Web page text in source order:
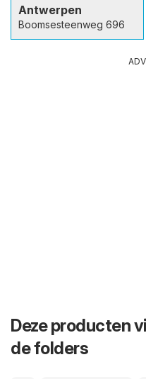
Antwerpen
Boomsesteenweg 696
Deze producten
de folders